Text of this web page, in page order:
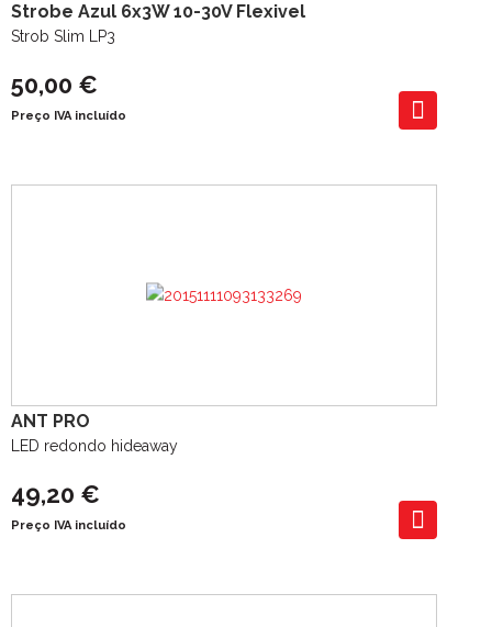
Strobe Azul 6x3W 10-30V Flexivel
Strob Slim LP3
50,00 €
Preço IVA incluído
ANT PRO
LED redondo hideaway
49,20 €
Preço IVA incluído